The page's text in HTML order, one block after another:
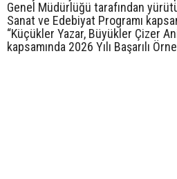
Genel Müdürlüğü tarafından
Sanat ve Edebiyat Programı
“Küçükler Yazar, Büyükler Çizer
kapsamında 2026 Yılı Başarılı